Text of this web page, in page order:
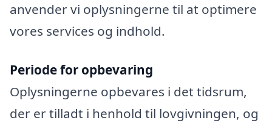
anvender vi oplysningerne til at optimere
vores services og indhold.
Periode for opbevaring
Oplysningerne opbevares i det tidsrum,
der er tilladt i henhold til lovgivningen, og